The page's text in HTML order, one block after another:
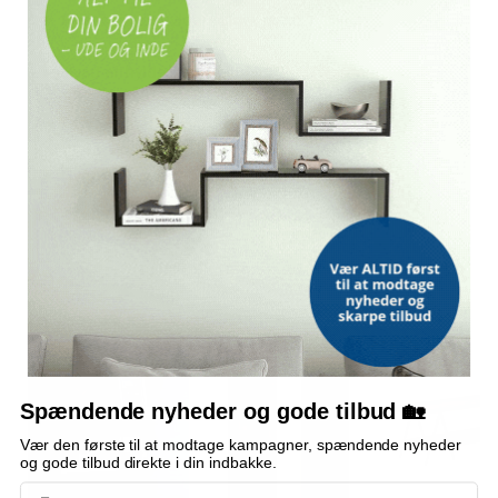
Hvor mange hylder følger med?
Hvad er hylderne lavet af?
Hvad er målene?
Hvor meget kan hylderne bære?
Bemærk: FAQ er vejledende information. Vi tager forbehold for fejl og
mangler, og oplysningerne er ikke juridisk bindende.
POPULÆR TILBUD TILBUD TILBUD
Spændende nyheder og gode tilbud 🏡
Vær den første til at modtage kampagner, spændende nyheder
og gode tilbud direkte i din indbakke.